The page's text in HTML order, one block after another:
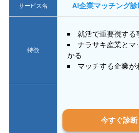
サービス名 AI企業マッチング診
特徴
就活で重要視する
ナラサキ産業とマ
かる
マッチする企業が
今すぐ診断